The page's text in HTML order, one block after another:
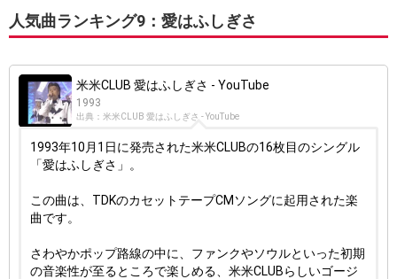
人気曲ランキング9：愛はふしぎさ
米米CLUB 愛はふしぎさ - YouTube
1993
出典：米米CLUB 愛はふしぎさ - YouTube
1993年10月1日に発売された米米CLUBの16枚目のシングル
「愛はふしぎさ」。
この曲は、TDKのカセットテープCMソングに起用された楽
曲です。
さわやかポップ路線の中に、ファンクやソウルといった初期
の音楽性が至るところで楽しめる、米米CLUBらしいゴージ